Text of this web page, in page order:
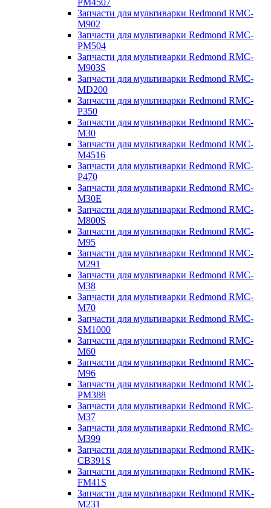
PM4507
Запчасти для мультиварки Redmond RMC-
M902
Запчасти для мультиварки Redmond RMC-
PM504
Запчасти для мультиварки Redmond RMC-
M903S
Запчасти для мультиварки Redmond RMC-
MD200
Запчасти для мультиварки Redmond RMC-
P350
Запчасти для мультиварки Redmond RMC-
M30
Запчасти для мультиварки Redmond RMC-
M4516
Запчасти для мультиварки Redmond RMC-
P470
Запчасти для мультиварки Redmond RMC-
M30E
Запчасти для мультиварки Redmond RMC-
M800S
Запчасти для мультиварки Redmond RMC-
M95
Запчасти для мультиварки Redmond RMC-
M291
Запчасти для мультиварки Redmond RMC-
M38
Запчасти для мультиварки Redmond RMC-
M70
Запчасти для мультиварки Redmond RMC-
SM1000
Запчасти для мультиварки Redmond RMC-
M60
Запчасти для мультиварки Redmond RMC-
M96
Запчасти для мультиварки Redmond RMC-
PM388
Запчасти для мультиварки Redmond RMC-
M37
Запчасти для мультиварки Redmond RMC-
M399
Запчасти для мультиварки Redmond RMK-
CB391S
Запчасти для мультиварки Redmond RMK-
FM41S
Запчасти для мультиварки Redmond RMK-
M231